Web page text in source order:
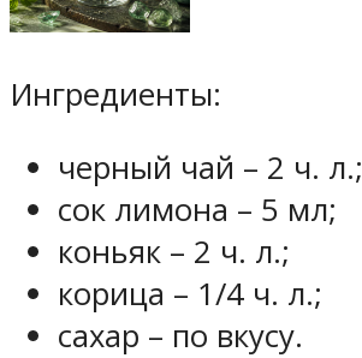
Ингредиенты:
черный чай – 2 ч. л.;
сок лимона – 5 мл;
коньяк – 2 ч. л.;
корица – 1/4 ч. л.;
сахар – по вкусу.